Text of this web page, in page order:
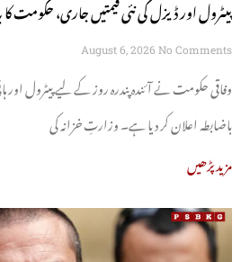
پیٹرول اور ڈیزل کی نئی قیمتیں جاری، حکومت
August 6, 2026 No Comments
وفاقی حکومت نے آئندہ پندرہ روز کے لیے پیٹرول اور
باضابطہ اعلان کر دیا ہے۔ وزارتِ خزانہ کی
مزید پڑھیں